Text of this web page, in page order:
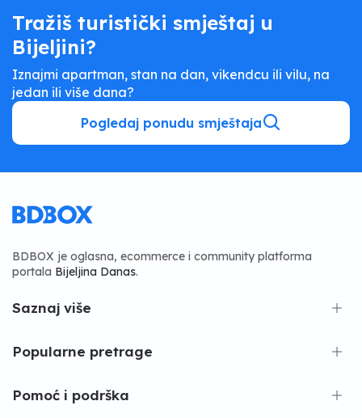
Tražiš turistički smještaj u
Bijeljini?
Iznajmi apartman, stan na dan, vikendcu ili vilu, na
jedan ili više dana?
Pogledaj ponudu smještaja
BDBOX je oglasna, ecommerce i community platforma
portala Bijeljina Danas.
Saznaj više
Popularne pretrage
Pomoć i podrška